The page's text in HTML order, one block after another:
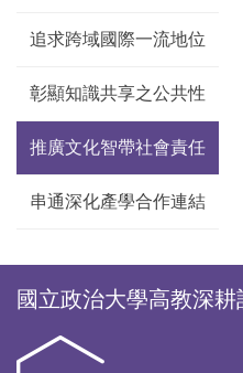
追求跨域國際一流地位
彰顯知識共享之公共性
推廣文化智帶社會責任
串通深化產學合作連結
國立政治大學高教深